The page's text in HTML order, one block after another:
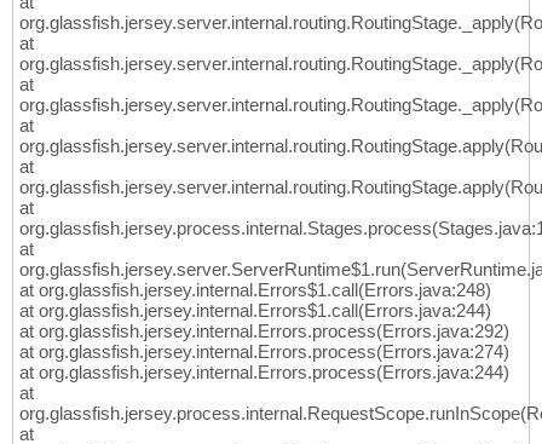
at
at
at
at
at
at
at org.glassfish.jersey.internal.Errors$1.call(Errors.java:248)
at org.glassfish.jersey.internal.Errors$1.call(Errors.java:244)
at org.glassfish.jersey.internal.Errors.process(Errors.java:292)
at org.glassfish.jersey.internal.Errors.process(Errors.java:274)
at org.glassfish.jersey.internal.Errors.process(Errors.java:244)
at
at